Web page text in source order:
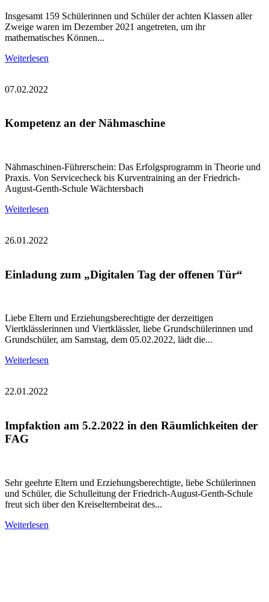
Insgesamt 159 Schülerinnen und Schüler der achten Klassen aller
Zweige waren im Dezember 2021 angetreten, um ihr
mathematisches Können...
Weiterlesen
07.02.2022
Kompetenz an der Nähmaschine
Nähmaschinen-Führerschein: Das Erfolgsprogramm in Theorie und
Praxis. Von Servicecheck bis Kurventraining an der Friedrich-
August-Genth-Schule Wächtersbach
Weiterlesen
26.01.2022
Einladung zum „Digitalen Tag der offenen Tür“
Liebe Eltern und Erziehungsberechtigte der derzeitigen
Viertklässlerinnen und Viertklässler, liebe Grundschülerinnen und
Grundschüler, am Samstag, dem 05.02.2022, lädt die...
Weiterlesen
22.01.2022
Impfaktion am 5.2.2022 in den Räumlichkeiten der
FAG
Sehr geehrte Eltern und Erziehungsberechtigte, liebe Schülerinnen
und Schüler, die Schulleitung der Friedrich-August-Genth-Schule
freut sich über den Kreiselternbeirat des...
Weiterlesen